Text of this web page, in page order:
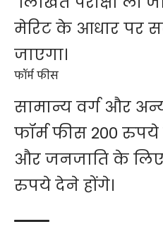
मेरिट के आधार पर
जाएगा।
फॉर्म फीस
सामान्य वर्ग और
फॉर्म फीस 200
और जनजाति के लिए
रुपये देने होंगे।